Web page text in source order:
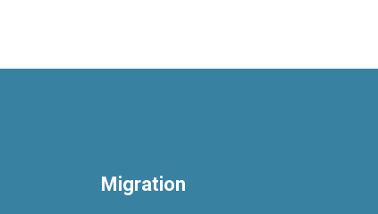
Migration